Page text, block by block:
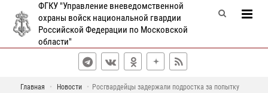
ФГКУ "Управление вневедомственной
охраны войск национальной гвардии
Российской Федерации по Московской
области"
Главная Новости
Росгвардейцы задержали подростка за попытку